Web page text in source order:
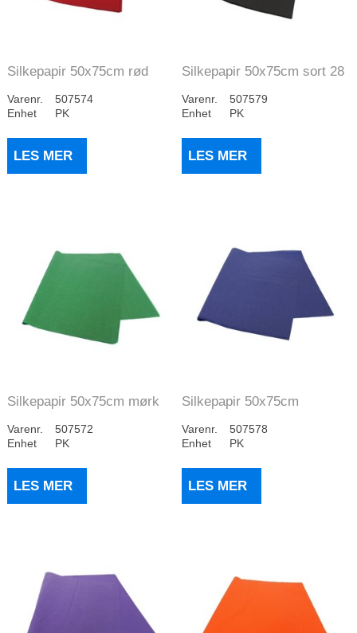
Silkepapir 50x75cm rød
Varenr.
507574
Enhet
PK
LES MER
Silkepapir 50x75cm sort 28
Varenr.
507579
Enhet
PK
LES MER
Silkepapir 50x75cm mørk
Varenr.
507572
Enhet
PK
LES MER
Silkepapir 50x75cm
Varenr.
507578
Enhet
PK
LES MER